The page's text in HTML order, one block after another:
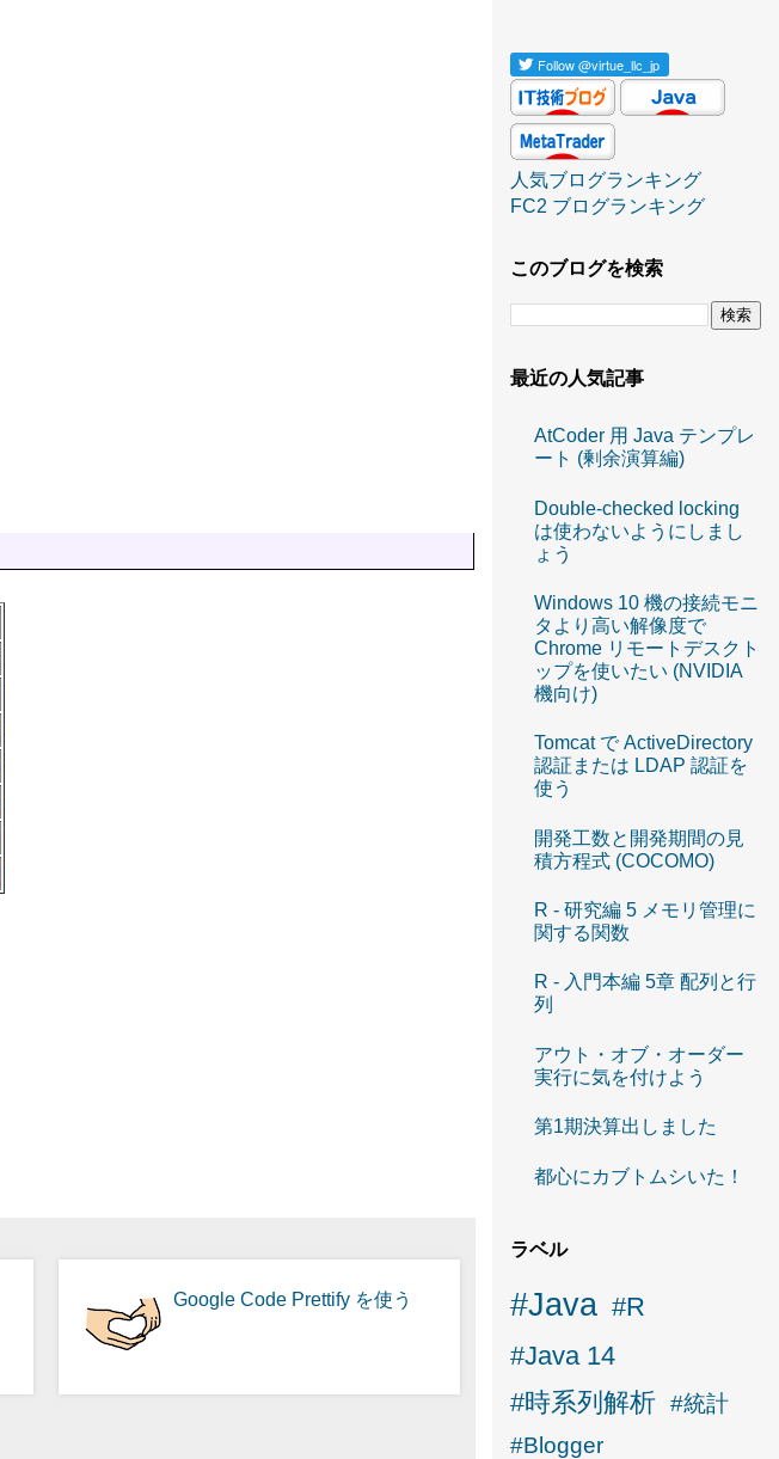
Google Code Prettify を使う
Follow@virtue_llc_jp
人気ブログランキング
FC2 ブログランキング
このブログを検索
最近の人気記事
AtCoder 用 Java テンプレ
ート (剰余演算編)
Double-checked locking
は使わないようにしまし
ょう
Windows 10 機の接続モニ
タより高い解像度で
Chrome リモートデスクト
ップを使いたい (NVIDIA
機向け)
Tomcat で ActiveDirectory
認証または LDAP 認証を
使う
開発工数と開発期間の見
積方程式 (COCOMO)
R - 研究編 5 メモリ管理に
関する関数
R - 入門本編 5章 配列と行
列
アウト・オブ・オーダー
実行に気を付けよう
第1期決算出しました
都心にカブトムシいた！
ラベル
#Java #R
#Java 14
#時系列解析 #統計
#Blogger